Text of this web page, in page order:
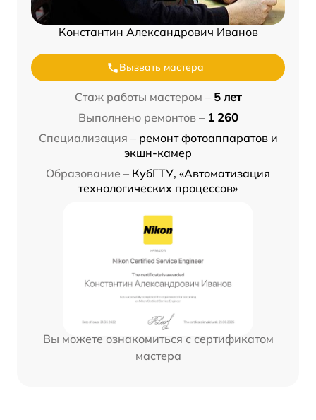
Константин Александрович Иванов
Вызвать мастера
Стаж работы мастером – 5 лет
Выполнено ремонтов – 1 260
Специализация – ремонт фотоаппаратов и
экшн-камер
Образование – КубГТУ, «Автоматизация
технологических процессов»
Вы можете ознакомиться с сертификатом
мастера